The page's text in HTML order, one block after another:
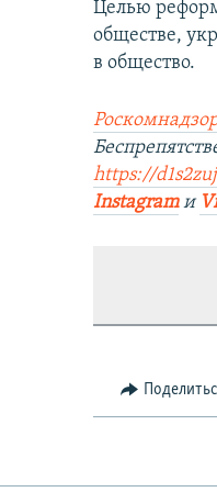
Целью
обществе,
в общество.
https://
Instagramи